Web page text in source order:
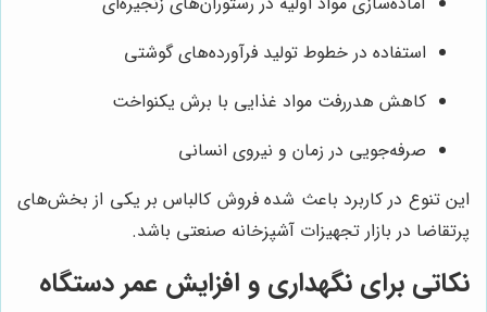
استفاده در خطوط تولید فرآورده‌های گوشتی
کاهش هدررفت مواد غذایی با برش یکنواخت
صرفه‌جویی در زمان و نیروی انسانی
این تنوع در کاربرد باعث شده فروش کالباس بر یکی از بخش‌های
پرتقاضا در بازار تجهیزات آشپزخانه صنعتی باشد.
نکاتی برای نگهداری و افزایش عمر دستگاه